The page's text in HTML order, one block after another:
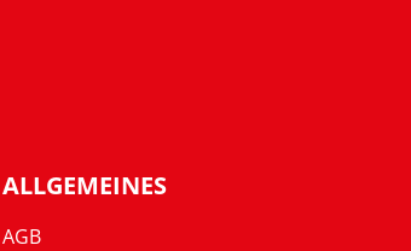
ALLGEMEINES
AGB